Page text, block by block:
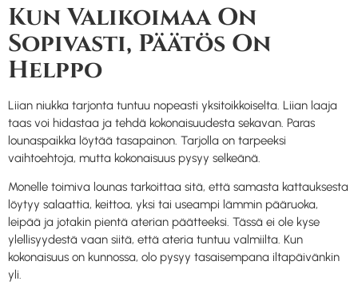
Kun Valikoimaa On
Sopivasti, Päätös On
Helppo
Liian niukka tarjonta tuntuu nopeasti yksitoikkoiselta. Liian laaja
taas voi hidastaa ja tehdä kokonaisuudesta sekavan. Paras
lounaspaikka löytää tasapainon. Tarjolla on tarpeeksi
vaihtoehtoja, mutta kokonaisuus pysyy selkeänä.
Monelle toimiva lounas tarkoittaa sitä, että samasta kattauksesta
löytyy salaattia, keittoa, yksi tai useampi lämmin pääruoka,
leipää ja jotakin pientä aterian päätteeksi. Tässä ei ole kyse
ylellisyydestä vaan siitä, että ateria tuntuu valmiilta. Kun
kokonaisuus on kunnossa, olo pysyy tasaisempana iltapäivänkin
yli.